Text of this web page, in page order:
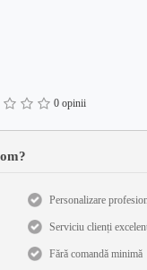
0 opinii
Personalizare
Serviciu clienți
Fără comandă minimă